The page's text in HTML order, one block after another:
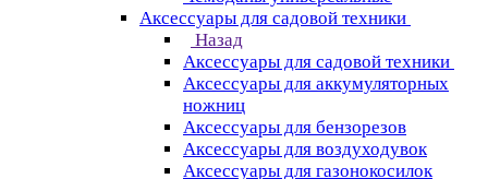
Аксессуары для садовой техники
Назад
Аксессуары для садовой техники
Аксессуары для аккумуляторных
ножниц
Аксессуары для бензорезов
Аксессуары для воздуходувок
Аксессуары для газонокосилок